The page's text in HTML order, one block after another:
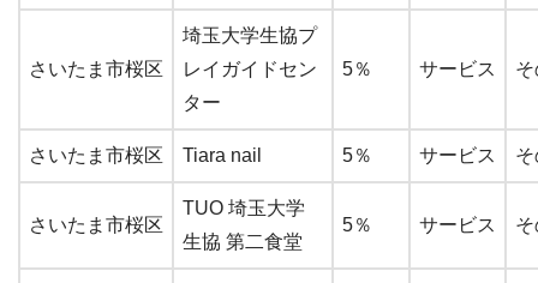
さいたま市桜区
埼玉大学生協プ
レイガイドセン
ター
5％ サービス
さいたま市桜区 Tiara nail 5％ サービス
さいたま市桜区
TUO 埼玉大学
生協 第二食堂
5％ サービス